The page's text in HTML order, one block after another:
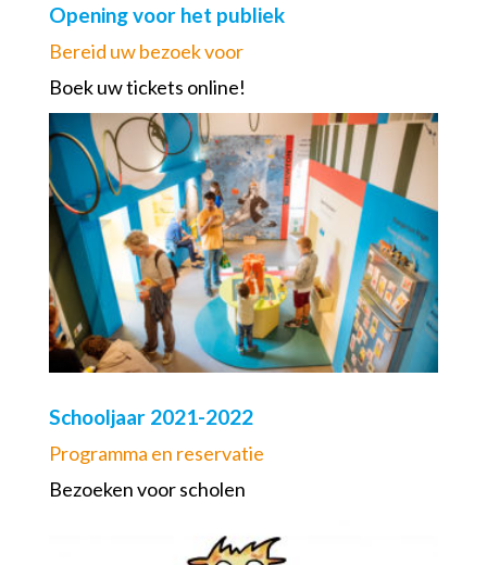
Opening voor het publiek
Bereid uw bezoek voor
Boek uw tickets online!
Schooljaar 2021-2022
Programma en reservatie
Bezoeken voor scholen